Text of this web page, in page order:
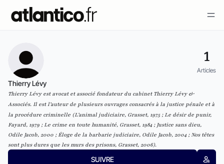
1
Articles
Thierry Lévy
Thierry Lévy est avocat et associé fondateur du cabinet Thierry Lévy &
Associés. Il est l’auteur de plusieurs ouvrages consacrés à la justice pénale et à
la procédure criminelle (L’animal judiciaire, Grasset, 1975 ;Le désir de punir,
Fayard, 1979 ;Le crime en toute humanité, Grasset, 1984 ; Justice sans dieu,
Odile Jacob, 2000 ;Éloge de la barbarie judiciaire, Odile Jacob, 2004 ;Nos têtes
sont plus dures que les murs des prisons, Grasset, 2006).
SUIVRE